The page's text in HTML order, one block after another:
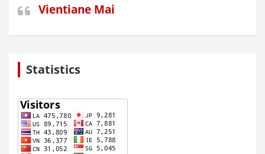
Vientiane Mai
Statistics